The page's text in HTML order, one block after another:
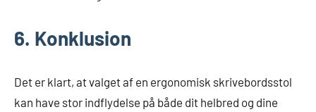
6. Konklusion
Det er klart, at valget af en ergonomisk skrivebordsstol
kan have stor indflydelse på både dit helbred og dine